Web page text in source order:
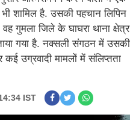
शामिल है. उसकी पहचान लिपिन
गुमला जिले के घाघरा थाना क्षेत्र
गया है. नक्सली संगठन में उसकी
उग्रवादी मामलों में संलिप्तता
IST